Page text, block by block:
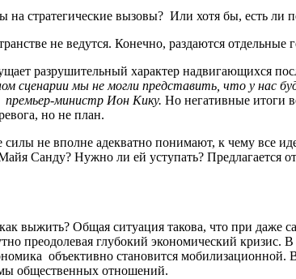
на стратегические вызовы? Или хотя бы, есть ли
не ведутся. Конечно, раздаются отдельные
разрушительный характер надвигающихся
сценарии мы не могли представить, что у нас
министр Ион Кику. Но негативные итоги
но не план.
не вполне адекватно понимают, к чему все
Санду? Нужно ли ей уступать? Предлагается
выжить? Общая ситуация такова, что при
преодолевая глубокий экономический
объективно становится мобилизационной.
общественных отношений.